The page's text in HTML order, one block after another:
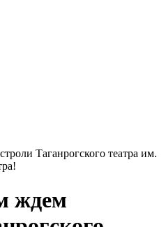
Таганрогского театра им.
ждем